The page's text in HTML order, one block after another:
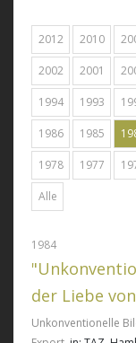
2012 2010
2002 2001
1994 1993
1986 1985
1978 1977
Alle
1984
der Liebe
Unkonventionelle